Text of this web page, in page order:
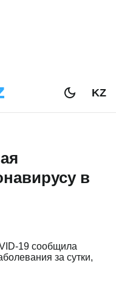
KZ
в
19 сообщила
за сутки,